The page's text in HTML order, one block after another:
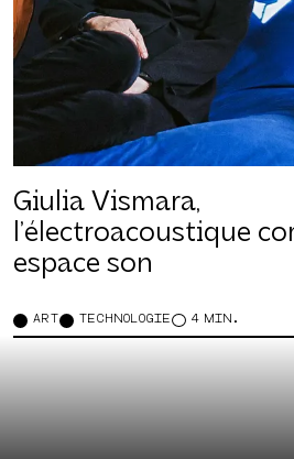
Giulia Vismara,
l’électroacoustique
espace son
ART TECHNOLOGIE 4 MIN.